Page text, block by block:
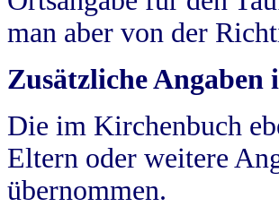
man aber von der
Zusätzliche
Die im Kirchenbuch
Eltern oder weitere
übernommen.